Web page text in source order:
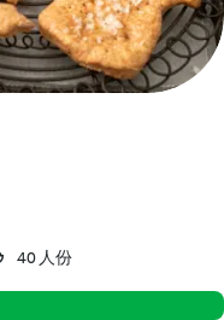
40 人份